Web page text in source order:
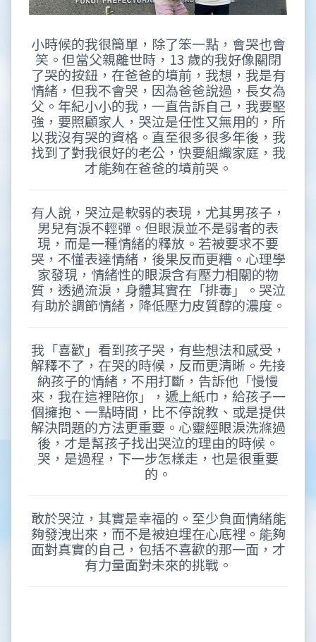
小時候的我很簡單，除了笨一點，會哭也會
笑。但當父親離世時，13 歲的我好像關閉
了哭的按鈕，在爸爸的墳前，我想，我是有
情緒，但我不會哭，因為爸爸說過，長女為
父。年紀小小的我，一直告訴自己，我要堅
強，要照顧家人，哭泣是任性又無用的，所
以我沒有哭的資格。直至很多很多年後，我
找到了對我很好的老公，快要組織家庭，我
才能夠在爸爸的墳前哭。
有人說，哭泣是軟弱的表現，尤其男孩子，
男兒有淚不輕彈。但眼淚並不是弱者的表
現，而是一種情緒的釋放。若被要求不要
哭，不懂表達情緒，後果反而更糟。心理學
家發現，情緒性的眼淚含有壓力相關的物
質，透過流淚，身體其實在「排毒」。哭泣
有助於調節情緒，降低壓力皮質醇的濃度。
我「喜歡」看到孩子哭，有些想法和感受，
解釋不了，在哭的時候，反而更清晰。先接
納孩子的情緒，不用打斷，告訴他「慢慢
來，我在這裡陪你」，遞上紙巾，給孩子一
個擁抱、一點時間，比不停說教、或是提供
解決問題的方法更重要。心靈經眼淚洗滌過
後，才是幫孩子找出哭泣的理由的時候。
哭，是過程，下一步怎樣走，也是很重要
的。
敢於哭泣，其實是幸福的。至少負面情緒能
夠發洩出來，而不是被迫埋在心底裡。能夠
面對真實的自己，包括不喜歡的那一面，才
有力量面對未來的挑戰。